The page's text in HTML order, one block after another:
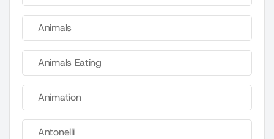
Animals
Animals Eating
Animation
Antonelli